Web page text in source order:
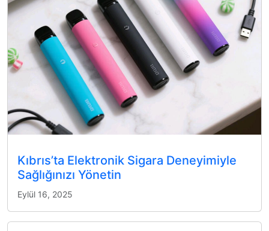
Kıbrıs’ta Elektronik Sigara Deneyimiyle
Sağlığınızı Yönetin
Eylül 16, 2025